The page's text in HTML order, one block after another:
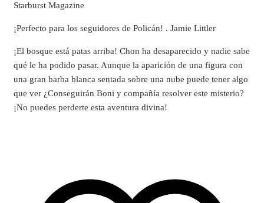
Starburst Magazine
¡Perfecto para los seguidores de Policán! . Jamie Littler
¡El bosque está patas arriba! Chon ha desaparecido y nadie sabe
qué le ha podido pasar. Aunque la aparición de una figura con
una gran barba blanca sentada sobre una nube puede tener algo
que ver ¿Conseguirán Boni y compañía resolver este misterio?
¡No puedes perderte esta aventura divina!